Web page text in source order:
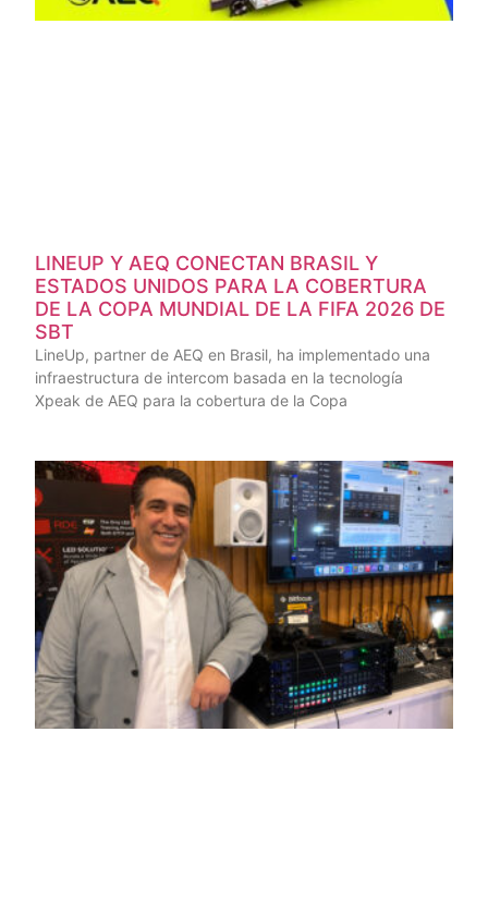
LINEUP Y AEQ CONECTAN BRASIL Y
ESTADOS UNIDOS PARA LA COBERTURA
DE LA COPA MUNDIAL DE LA FIFA 2026 DE
SBT
LineUp, partner de AEQ en Brasil, ha implementado una
infraestructura de intercom basada en la tecnología
Xpeak de AEQ para la cobertura de la Copa